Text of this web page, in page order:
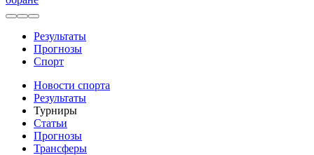
Результаты
Прогнозы
Спорт
Новости спорта
Результаты
Турниры
Статьи
Прогнозы
Трансферы